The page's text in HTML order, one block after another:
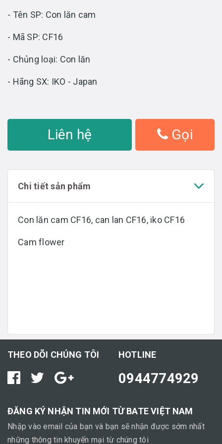
- Tên SP: Con lăn cam
- Mã SP: CF16
- Chủng loại: Con lăn
- Hãng SX: IKO - Japan
Liên hệ Gọi
Chi tiết sản phẩm
Con lăn cam CF16, can lan CF16, iko CF16
Cam flower
THEO DÕI CHÚNG TÔI HOTLINE
0944774929
ĐĂNG KÝ NHẬN TIN MỚI TỪ BATE VIỆT NAM
Nhập vào email của bạn và bạn sẽ nhận được sớm nhất
những thông tin khuyến mại từ chúng tôi